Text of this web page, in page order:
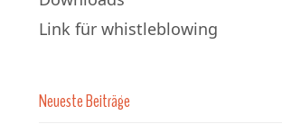
Link für whistleblowing
Neueste Beiträge